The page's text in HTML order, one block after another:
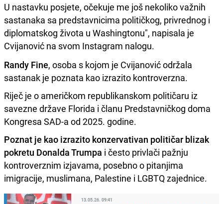
U nastavku posjete, očekuje me još nekoliko važnih
sastanaka sa predstavnicima političkog, privrednog i
diplomatskog života u Washingtonu", napisala je
Cvijanović na svom Instagram nalogu.
Randy Fine, osoba s kojom je Cvijanović održala
sastanak je poznata kao izrazito kontroverzna.
Riječ je o američkom republikanskom političaru iz
savezne države Florida i članu Predstavničkog doma
Kongresa SAD-a od 2025. godine.
Poznat je kao izrazito konzervativan političar blizak
pokretu Donalda Trumpa i često privlači pažnju
kontroverznim izjavama, posebno o pitanjima
imigracije, muslimana, Palestine i LGBTQ zajednice.
13.05.26. 09:41